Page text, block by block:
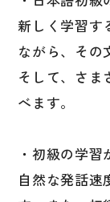
文章・談話・
文法
言語学
日本語教育事
異文化間コミ
新しく学習す
ながら、その
そして、さま
べます。
・初級の学
自然な発話速